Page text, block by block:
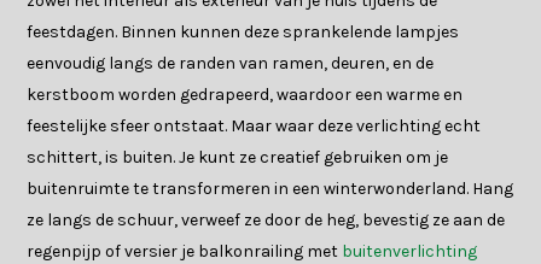
feestdagen. Binnen kunnen deze sprankelende lampjes
eenvoudig langs de randen van ramen, deuren, en de
kerstboom worden gedrapeerd, waardoor een warme en
feestelijke sfeer ontstaat. Maar waar deze verlichting echt
schittert, is buiten. Je kunt ze creatief gebruiken om je
buitenruimte te transformeren in een winterwonderland. Hang
ze langs de schuur, verweef ze door de heg, bevestig ze aan de
regenpijp of versier je balkonrailing met buitenverlichting